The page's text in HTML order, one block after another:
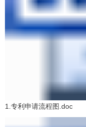
1.专利申请流程图.doc